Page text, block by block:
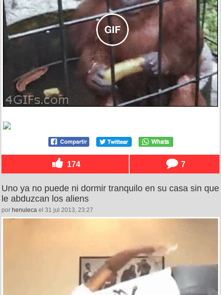
174 7
Uno ya no puede ni dormir tranquilo en su casa sin que
le abduzcan los aliens
por henuleca el 31 jul 2013, 23:27